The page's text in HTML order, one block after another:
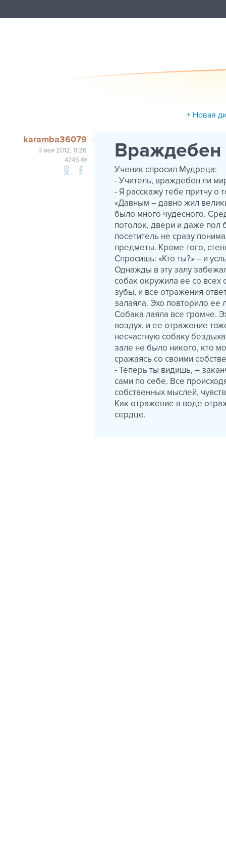
+ Новая
karamba36079
3 мая 2012, 11:26
4745
Враждебен
Ученик спросил Мудреца:
- Учитель, враждебен ли
- Я расскажу тебе притчу о
«Давным – давно жил
было много чудесного.
потолок, двери и даже
посетитель не сразу
предметы. Кроме того,
Спросишь: «Кто ты?» – и
Однажды в эту залу
собак окружила ее со всех
зубы, и все отражения
залаяла. Эхо повторило ее
Собака лаяла все громче.
воздух, и ее отражение
несчастную собаку
зале не было никого, кто
сражаясь со своими
- Теперь ты видишь, –
сами по себе. Все
собственных мыслей,
Как отражение в воде
сердце.